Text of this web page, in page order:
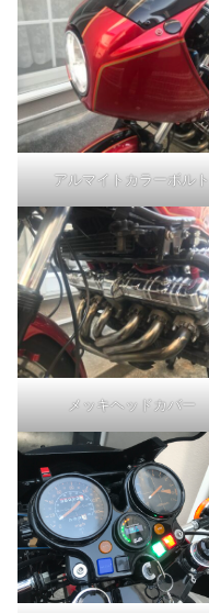
アルマイトカラーボルト
メッキヘッドカバー